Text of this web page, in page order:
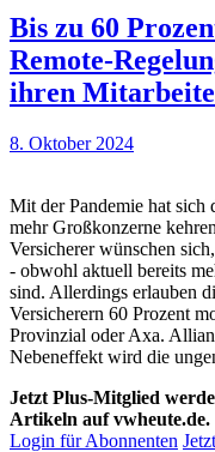
Bis zu 60
Remote-
ihren
8. Oktober 2024
Mit der Pandemie hat sich
mehr Großkonzerne
Versicherer wünschen
- obwohl aktuell bereits
sind. Allerdings erlauben
Versicherern 60 Prozent
Provinzial oder Axa.
Nebeneffekt wird die
Jetzt Plus-Mitglied
Artikeln auf vwheute.de.
Login für Abonnenten